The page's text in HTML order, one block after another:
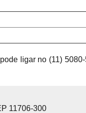
ligar no (11)
11706-300